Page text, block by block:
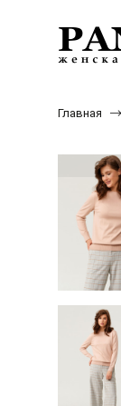
Главная